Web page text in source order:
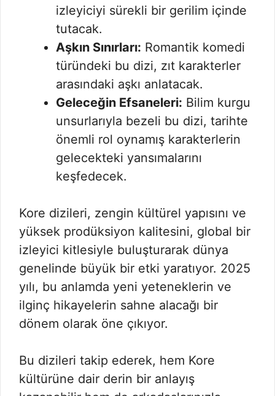
izleyiciyi sürekli bir gerilim içinde
tutacak.
Aşkın Sınırları: Romantik komedi
türündeki bu dizi, zıt karakterler
arasındaki aşkı anlatacak.
Geleceğin Efsaneleri: Bilim kurgu
unsurlarıyla bezeli bu dizi, tarihte
önemli rol oynamış karakterlerin
gelecekteki yansımalarını
keşfedecek.
Kore dizileri, zengin kültürel yapısını ve
yüksek prodüksiyon kalitesini, global bir
izleyici kitlesiyle buluşturarak dünya
genelinde büyük bir etki yaratıyor. 2025
yılı, bu anlamda yeni yeteneklerin ve
ilginç hikayelerin sahne alacağı bir
dönem olarak öne çıkıyor.
Bu dizileri takip ederek, hem Kore
kültürüne dair derin bir anlayış